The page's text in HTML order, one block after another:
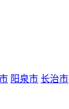
阳泉市 长治市